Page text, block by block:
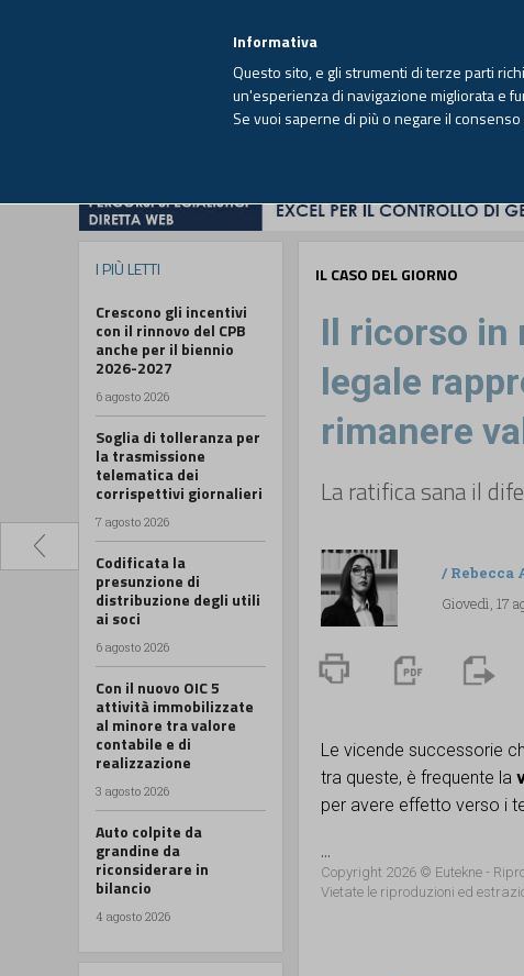
I PIÙ LETTI
Crescono gli incentivi
con il rinnovo del CPB
anche per il biennio
2026-2027
6 agosto 2026
Soglia di tolleranza per
la trasmissione
telematica dei
corrispettivi giornalieri
7 agosto 2026
Codificata la
presunzione di
distribuzione degli utili
ai soci
6 agosto 2026
Con il nuovo OIC 5
attività immobilizzate
al minore tra valore
contabile e di
realizzazione
3 agosto 2026
Auto colpite da
grandine da
riconsiderare in
bilancio
4 agosto 2026
IL CASO DEL GIORNO
Il ricorso in
legale
rimanere
La ratifica sana il
/ Rebecca
Giovedì, 17
Le vicende successorie
tra queste, è frequente la
per avere effetto verso i
...
Copyright 2026 © Eutekne -
Vietate le riproduzioni ed
Informativa
Questo sito, e gli strumenti di terze parti
un'esperienza di navigazione migliorata e
Se vuoi saperne di più o negare il